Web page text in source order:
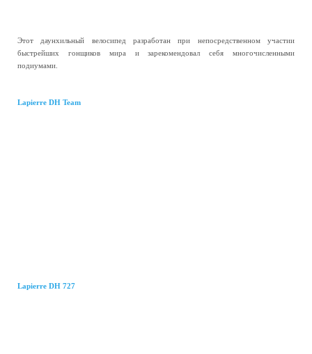
Этот даунхильный велосипед разработан при непосредственном участии
быстрейших гонщиков мира и зарекомендовал себя многочисленными
подиумами.
Lapierre DH Team
Lapierre DH 727